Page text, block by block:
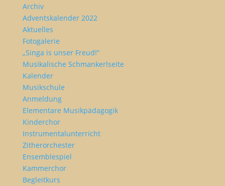
Archiv
Adventskalender 2022
Aktuelles
Fotogalerie
„Singa is unser Freud!“
Musikalische Schmankerlseite
Kalender
Musikschule
Anmeldung
Elementare Musikpädagogik
Kinderchor
Instrumentalunterricht
Zitherorchester
Ensemblespiel
Kammerchor
Begleitkurs